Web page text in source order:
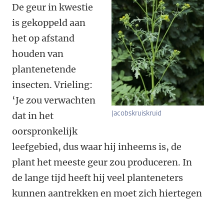
Jacobskruiskruid
De geur in kwestie
is gekoppeld aan
het op afstand
houden van
plantenetende
insecten. Vrieling:
‘Je zou verwachten
dat in het
oorspronkelijk
leefgebied, dus waar hij inheems is, de
plant het meeste geur zou produceren. In
de lange tijd heeft hij veel planteneters
kunnen aantrekken en moet zich hiertegen